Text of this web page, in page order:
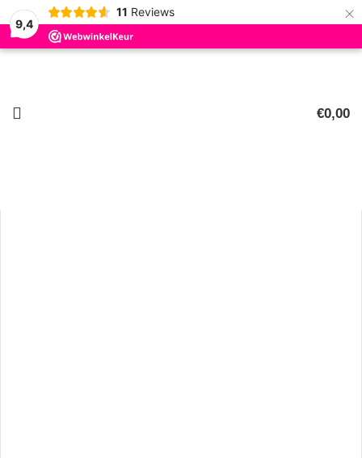
9,4
11 Reviews ×
€0,00